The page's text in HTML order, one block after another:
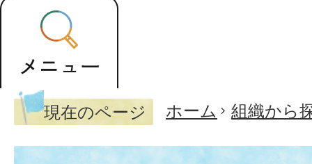
現在のページ ホーム 組織から